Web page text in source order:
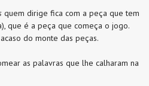
quem dirige fica com a peça que tem
que é a peça que começa o jogo.
do monte das peças.
as palavras que lhe calharam na